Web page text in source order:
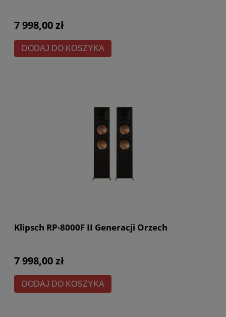
7 998,00 zł
DODAJ DO KOSZYKA
Klipsch RP-8000F II Generacji Orzech
7 998,00 zł
DODAJ DO KOSZYKA